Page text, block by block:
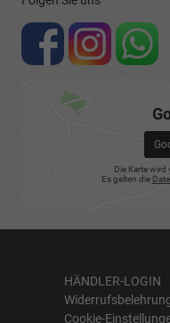
Die Karte
Es gelten die
HÄNDLER-LOGIN
Cookie-